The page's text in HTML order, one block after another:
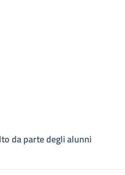
da parte degli alunni